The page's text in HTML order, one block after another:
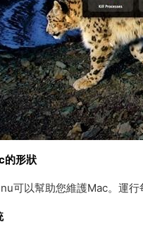
的形狀
可以幫助您維護Mac。運行